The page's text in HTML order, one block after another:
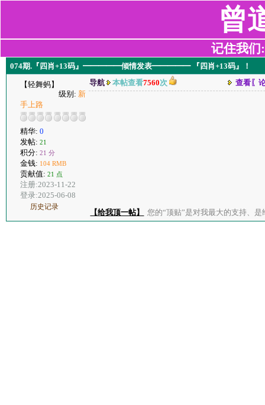
曾
记住我们
074期.『四肖+13码』━━━━━倾情发表━━━━━ 『四肖+13码』！
【轻舞蚂】
级别: 新
手上路
精华: 0
发帖: 21
积分: 21 分
金钱: 104 RMB
贡献值: 21 点
注册:2023-11-22
登录:2025-06-08
历史记录
导航 本帖查看7560次 查看〖
【给我顶一帖】 您的“顶贴”是对我最大的支持、